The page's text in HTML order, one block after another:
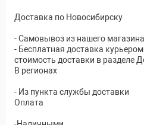
Доставка по Новосибирску
- Самовывоз из нашего магазина
- Бесплатная доставка
стоимость доставки в разделе
В регионах
- Из пункта службы доставки
Оплата